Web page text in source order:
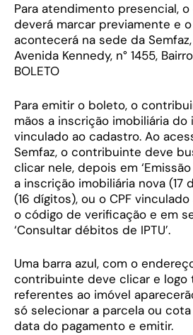
Para atendimento presencial,
deverá marcar previamente e
acontecerá na sede da
Avenida Kennedy, n° 1455,
BOLETO
Para emitir o boleto, o
mãos a inscrição imobiliária do
vinculado ao cadastro. Ao
Semfaz, o contribuinte deve
clicar nele, depois em
a inscrição imobiliária nova (17
(16 dígitos), ou o CPF
o código de verificação e em
‘Consultar débitos de IPTU’.
Uma barra azul, com o
contribuinte deve clicar e
referentes ao imóvel
só selecionar a parcela ou
data do pagamento e emitir.